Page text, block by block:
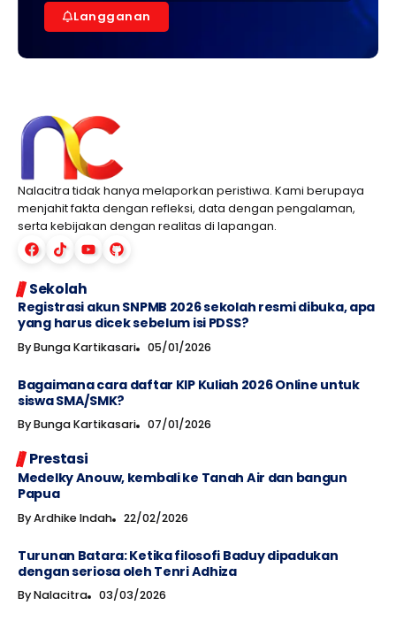
Langganan
Nalacitra tidak hanya melaporkan peristiwa. Kami berupaya
menjahit fakta dengan refleksi, data dengan pengalaman,
serta kebijakan dengan realitas di lapangan.
Sekolah
Registrasi akun SNPMB 2026 sekolah resmi dibuka, apa
yang harus dicek sebelum isi PDSS?
ByBunga Kartikasari 05/01/2026
Bagaimana cara daftar KIP Kuliah 2026 Online untuk
siswa SMA/SMK?
ByBunga Kartikasari 07/01/2026
Prestasi
Medelky Anouw, kembali ke Tanah Air dan bangun
Papua
ByArdhike Indah 22/02/2026
Turunan Batara: Ketika filosofi Baduy dipadukan
dengan seriosa oleh Tenri Adhiza
ByNalacitra 03/03/2026